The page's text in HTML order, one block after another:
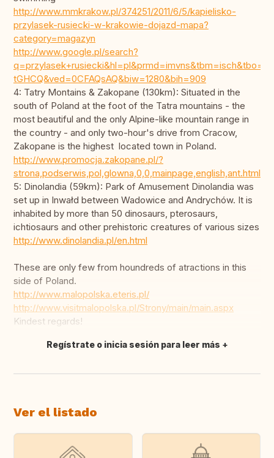
http://www.mmkrakow.pl/374251/2011/6/5/kapielisko-
przylasek-rusiecki-w-krakowie-dojazd-mapa?
category=magazyn
http://www.google.pl/search?
tGHCQ&ved=0CFAQsAQ&biw=1280&bih=909
4: Tatry Montains & Zakopane (130km): Situated in the
south of Poland at the foot of the Tatra mountains - the
most beautiful and the only Alpine-like mountain range in
the country - and only two-hour's drive from Cracow,
Zakopane is the highest located town in Poland.
http://www.promocja.zakopane.pl/?
strona,podserwis,pol,glowna,0,0,mainpage,english,ant.html
5: Dinolandia (59km): Park of Amusement Dinolandia was
set up in Inwałd between Wadowice and Andrychów. It is
inhabited by more than 50 dinosaurs, pterosaurs,
ichtiosaurs and other prehistoric creatures of various sizes
http://www.dinolandia.pl/en.html
These are only few from houndreds of atractions in this
side of Poland.
http://www.malopolska.eteris.pl/
http://www.visitmalopolska.pl/Strony/main/main.aspx
Kindest regards!
Traducir
Regístrate o inicia sesión para leer más
Ver el listado